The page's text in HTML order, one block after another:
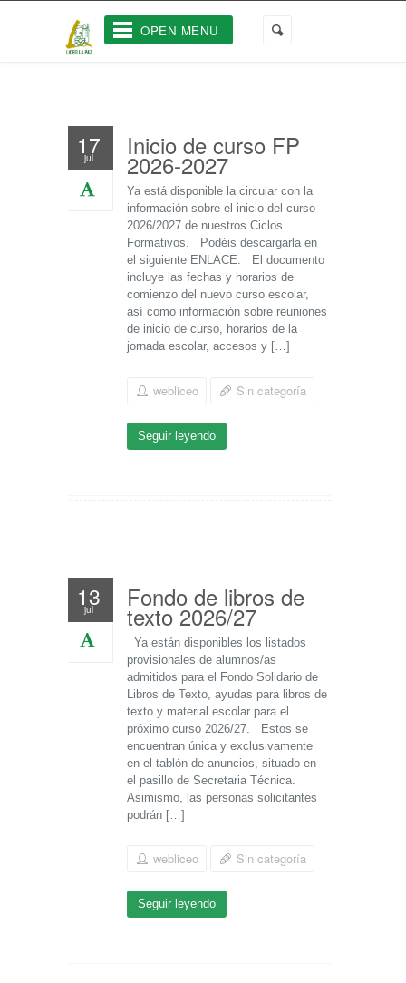
OPEN MENU
17
jul Inicio de curso FP
2026-2027
Ya está disponible la circular con la
información sobre el inicio del curso
2026/2027 de nuestros Ciclos
Formativos. Podéis descargarla en
el siguiente ENLACE. El documento
incluye las fechas y horarios de
comienzo del nuevo curso escolar,
así como información sobre reuniones
de inicio de curso, horarios de la
jornada escolar, accesos y […]
webliceo Sin categoría
Seguir leyendo
13
jul Fondo de libros de
texto 2026/27
Ya están disponibles los listados
provisionales de alumnos/as
admitidos para el Fondo Solidario de
Libros de Texto, ayudas para libros de
texto y material escolar para el
próximo curso 2026/27. Estos se
encuentran única y exclusivamente
en el tablón de anuncios, situado en
el pasillo de Secretaria Técnica.
Asimismo, las personas solicitantes
podrán […]
webliceo Sin categoría
Seguir leyendo